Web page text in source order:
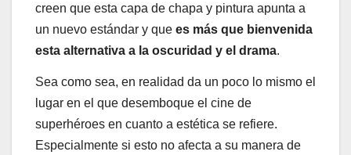
creen que esta capa de chapa y pintura apunta a
un nuevo estándar y que es más que bienvenida
esta alternativa a la oscuridad y el drama.
Sea como sea, en realidad da un poco lo mismo el
lugar en el que desemboque el cine de
superhéroes en cuanto a estética se refiere.
Especialmente si esto no afecta a su manera de